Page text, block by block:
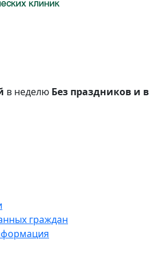
в неделю Без праздников и
граждан